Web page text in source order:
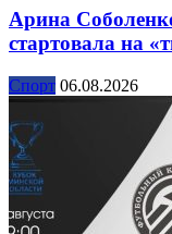
Арина
стартовала на
Спорт 06.08.2026